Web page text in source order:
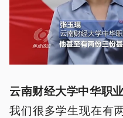
云南财经大学中华职
我们很多学生现在有